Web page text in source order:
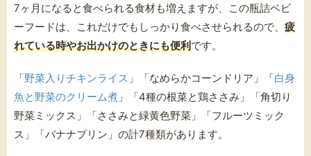
7ヶ月になると食べられる食材も増えますが、この瓶詰ベビ
ーフードは、これだけでもしっかり食べさせられるので、 疲
れている時やお出かけのときにも便利です。
「野菜入りチキンライス 」「なめらかコーンドリア」「白身
魚と野菜のクリーム煮 」「4種の根菜と鶏ささみ」「角切り
野菜ミックス」「ささみと緑黄色野菜」「フルーツミック
ス」「バナナプリン」の計7種類があります。